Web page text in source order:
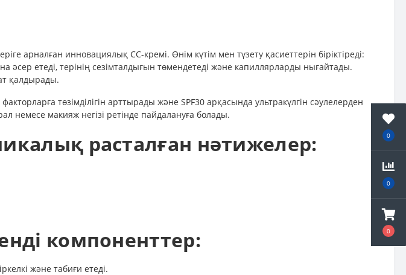
0
0
0
арналған инновациялық СС-кремі. Өнім күтім мен түзету қасиеттерін біріктіреді:
етеді, терінің сезімталдығын төмендетеді және капиллярларды нығайтады.
қалдырады.
төзімділігін арттырады және SPF30 арқасында ультракүлгін сәулелерден
немесе макияж негізі ретінде пайдалануға болады.
расталған нәтижелер:
компоненттер:
және табиғи етеді.